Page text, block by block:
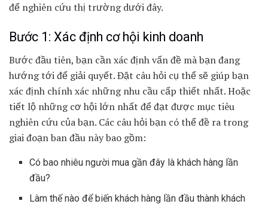
để nghiên cứu thị trường dưới đây.
Bước 1: Xác định cơ hội kinh doanh
Bước đầu tiên, bạn cần xác định vấn đề mà bạn đang
hướng tới để giải quyết. Đặt câu hỏi cụ thể sẽ giúp bạn
xác định chính xác những nhu cầu cấp thiết nhất. Hoặc
tiết lộ những cơ hội lớn nhất để đạt được mục tiêu
nghiên cứu của bạn. Các câu hỏi bạn có thể đề ra trong
giai đoạn ban đầu này bao gồm:
Có bao nhiêu người mua gần đây là khách hàng lần
đầu?
Làm thế nào để biến khách hàng lần đầu thành khách